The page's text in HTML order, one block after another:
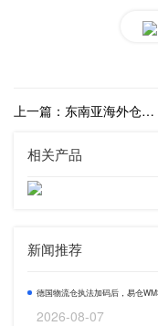
上一篇：东南亚海外仓市场潜力无限？面临的问题有哪些？
相关产品
新闻推荐
德国物流仓执法加码后，易仓
2026-08-07